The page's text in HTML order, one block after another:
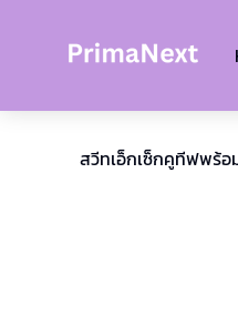
สวีทเอ็กเซ็กคูทีฟพร้อ